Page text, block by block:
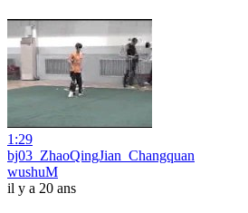
1:29
bj03_ZhaoQingJian_Changquan
wushuM
il y a 20 ans